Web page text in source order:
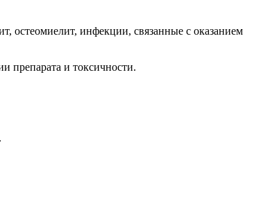
остеомиелит, инфекции, связанные с оказанием
препарата и токсичности.